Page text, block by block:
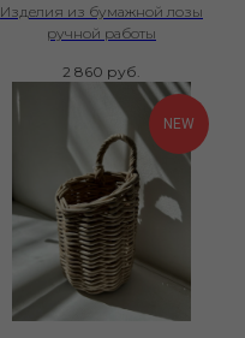
Изделия из бумажной лозы
ручной работы
2 860 руб.
NEW